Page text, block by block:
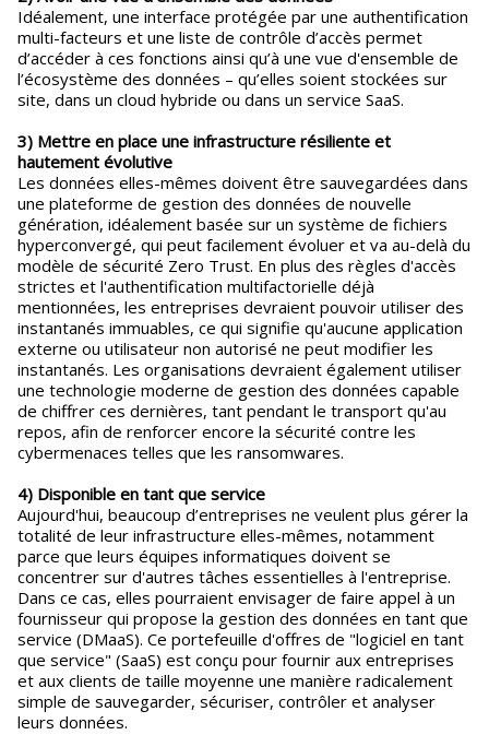
Idéalement, une interface protégée par une authentification
multi-facteurs et une liste de contrôle d’accès permet
d’accéder à ces fonctions ainsi qu’à une vue d'ensemble de
l’écosystème des données – qu’elles soient stockées sur
site, dans un cloud hybride ou dans un service SaaS.
3) Mettre en place une infrastructure résiliente et
hautement évolutive
Les données elles-mêmes doivent être sauvegardées dans
une plateforme de gestion des données de nouvelle
génération, idéalement basée sur un système de fichiers
hyperconvergé, qui peut facilement évoluer et va au-delà du
modèle de sécurité Zero Trust. En plus des règles d'accès
strictes et l'authentification multifactorielle déjà
mentionnées, les entreprises devraient pouvoir utiliser des
instantanés immuables, ce qui signifie qu'aucune application
externe ou utilisateur non autorisé ne peut modifier les
instantanés. Les organisations devraient également utiliser
une technologie moderne de gestion des données capable
de chiffrer ces dernières, tant pendant le transport qu'au
repos, afin de renforcer encore la sécurité contre les
cybermenaces telles que les ransomwares.
4) Disponible en tant que service
Aujourd'hui, beaucoup d’entreprises ne veulent plus gérer la
totalité de leur infrastructure elles-mêmes, notamment
parce que leurs équipes informatiques doivent se
concentrer sur d'autres tâches essentielles à l'entreprise.
Dans ce cas, elles pourraient envisager de faire appel à un
fournisseur qui propose la gestion des données en tant que
service (DMaaS). Ce portefeuille d'offres de "logiciel en tant
que service" (SaaS) est conçu pour fournir aux entreprises
et aux clients de taille moyenne une manière radicalement
simple de sauvegarder, sécuriser, contrôler et analyser
leurs données.